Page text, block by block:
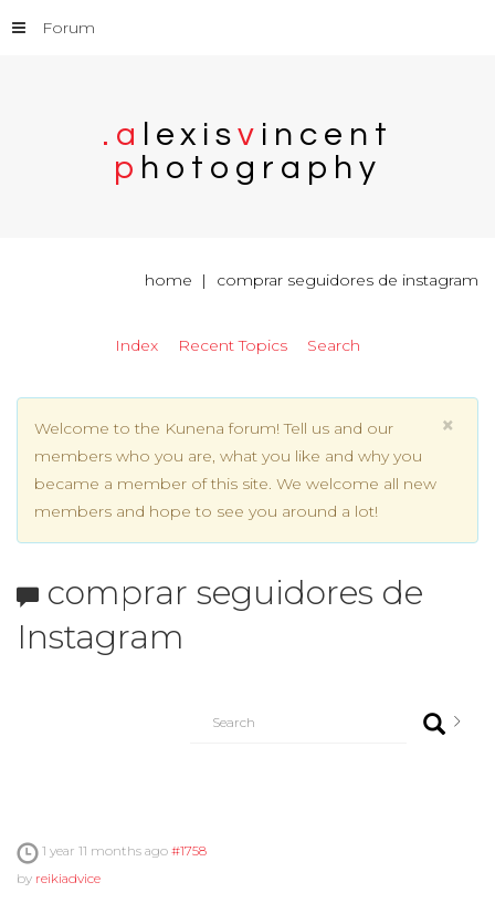
. a ex i sv i n c e n t
p h o t o g r a p h y
Forum
home comprar seguidores de instagram
Index Recent Topics Search
×
Welcome to the Kunena forum! Tell us and our
members who you are, what you like and why you
became a member of this site. We welcome all new
members and hope to see you around a lot!
comprar seguidores de
Instagram
1 year 11 months ago #1758
by reikiadvice